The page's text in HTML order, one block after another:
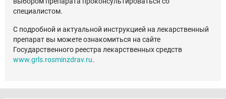
специалистом.
С подробной и актуальной инструкцией на лекарственный
препарат вы можете ознакомиться на сайте
Государственного реестра лекарственных средств
www.grls.rosminzdrav.ru.